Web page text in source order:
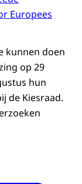
Europees
kunnen doen
op 29
hun
de Kiesraad.